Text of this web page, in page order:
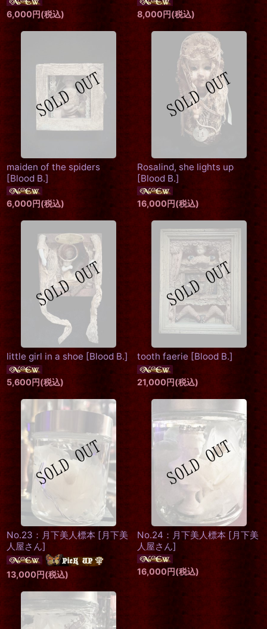
6,000円(税込) 8,000円(税込)
maiden of the spiders
[Blood B.]
6,000円(税込)
Rosalind, she lights up
[Blood B.]
16,000円(税込)
little girl in a shoe [Blood B.]
5,600円(税込)
tooth faerie [Blood B.]
21,000円(税込)
No.23：月下美人標本 [ 月下美
人屋さん]
13,000円(税込)
No.24：月下美人標本 [ 月下美
人屋さん]
16,000円(税込)